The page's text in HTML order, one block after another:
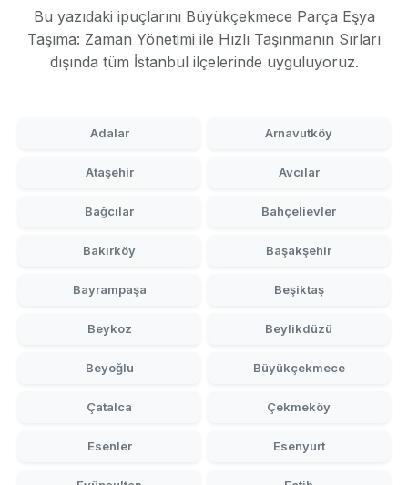
Bu yazıdaki ipuçlarını Büyükçekmece Parça Eşya
Taşıma: Zaman Yönetimi ile Hızlı Taşınmanın Sırları
dışında tüm İstanbul ilçelerinde uyguluyoruz.
Adalar Arnavutköy
Ataşehir Avcılar
Bağcılar Bahçelievler
Bakırköy Başakşehir
Bayrampaşa Beşiktaş
Beykoz Beylikdüzü
Beyoğlu Büyükçekmece
Çatalca Çekmeköy
Esenler Esenyurt